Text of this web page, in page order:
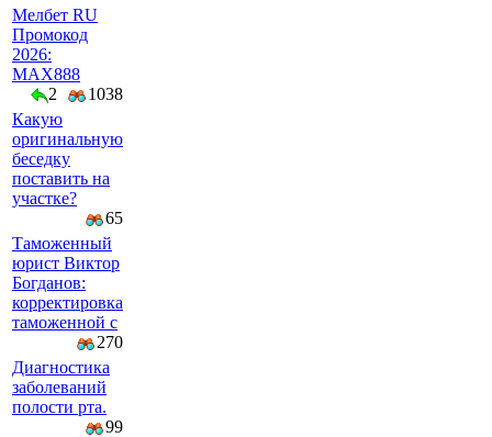
Мелбет RU
Промокод
2026:
MAX888
2
1038
Какую
оригинальную
беседку
поставить на
участке?
65
Таможенный
юрист Виктор
Богданов:
корректировка
таможенной с
270
Диагностика
заболеваний
полости рта.
99